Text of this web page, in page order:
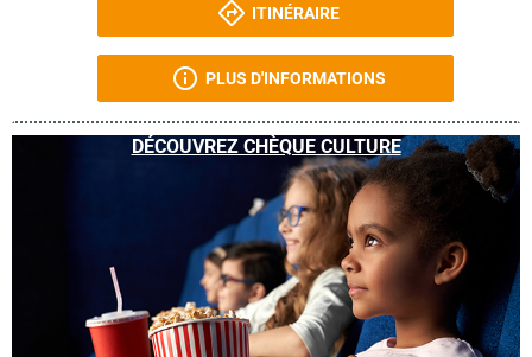
ITINÉRAIRE
PLUS D'INFORMATIONS
DÉCOUVREZ CHÈQUE CULTURE